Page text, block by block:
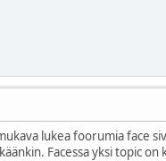
lukea foorumia face
Facessa yksi topic